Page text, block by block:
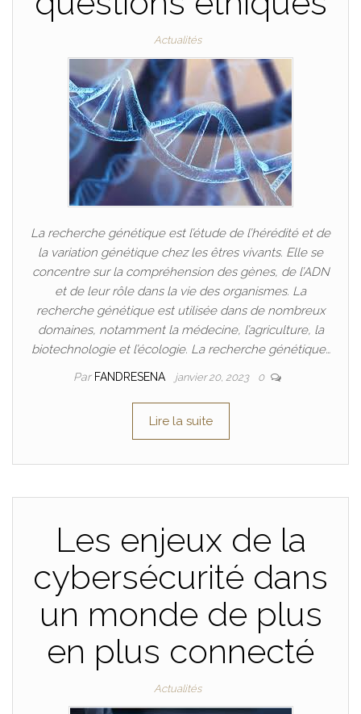
Actualités
La recherche génétique est l’étude de l’hérédité et de
la variation génétique chez les êtres vivants. Elle se
concentre sur la compréhension des gènes, de l’ADN
et de leur rôle dans la vie des organismes. La
recherche génétique est utilisée dans de nombreux
domaines, notamment la médecine, l’agriculture, la
biotechnologie et l’écologie. La recherche génétique…
Par FANDRESENA janvier 20, 2023 0
Lire la suite
Les enjeux de la
cybersécurité dans
un monde de plus
en plus connecté
Actualités